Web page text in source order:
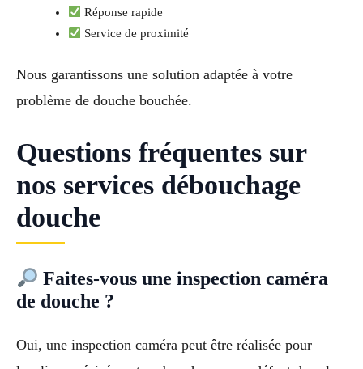
Réponse rapide
Service de proximité
Nous garantissons une solution adaptée à votre
problème de douche bouchée.
Questions fréquentes sur
nos services débouchage
douche
Faites-vous une inspection caméra
de douche ?
Oui, une inspection caméra peut être réalisée pour